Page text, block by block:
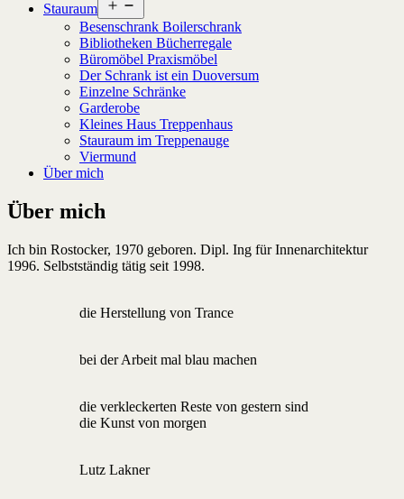
Stauraum
öffnen
Besenschrank Boilerschrank
Bibliotheken Bücherregale
Büromöbel Praxismöbel
Der Schrank ist ein Duoversum
Einzelne Schränke
Garderobe
Kleines Haus Treppenhaus
Stauraum im Treppenauge
Viermund
Über mich
Über mich
Ich bin Rostocker, 1970 geboren. Dipl. Ing für Innenarchitektur
1996. Selbstständig tätig seit 1998.
die Herstellung von Trance
bei der Arbeit mal blau machen
die verkleckerten Reste von gestern sind
die Kunst von morgen
Lutz Lakner